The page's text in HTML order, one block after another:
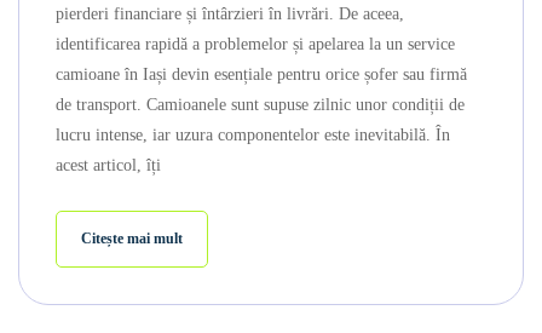
pierderi financiare și întârzieri în livrări. De aceea,
identificarea rapidă a problemelor și apelarea la un service
camioane în Iași devin esențiale pentru orice șofer sau firmă
de transport. Camioanele sunt supuse zilnic unor condiții de
lucru intense, iar uzura componentelor este inevitabilă. În
acest articol, îți
Citește mai mult